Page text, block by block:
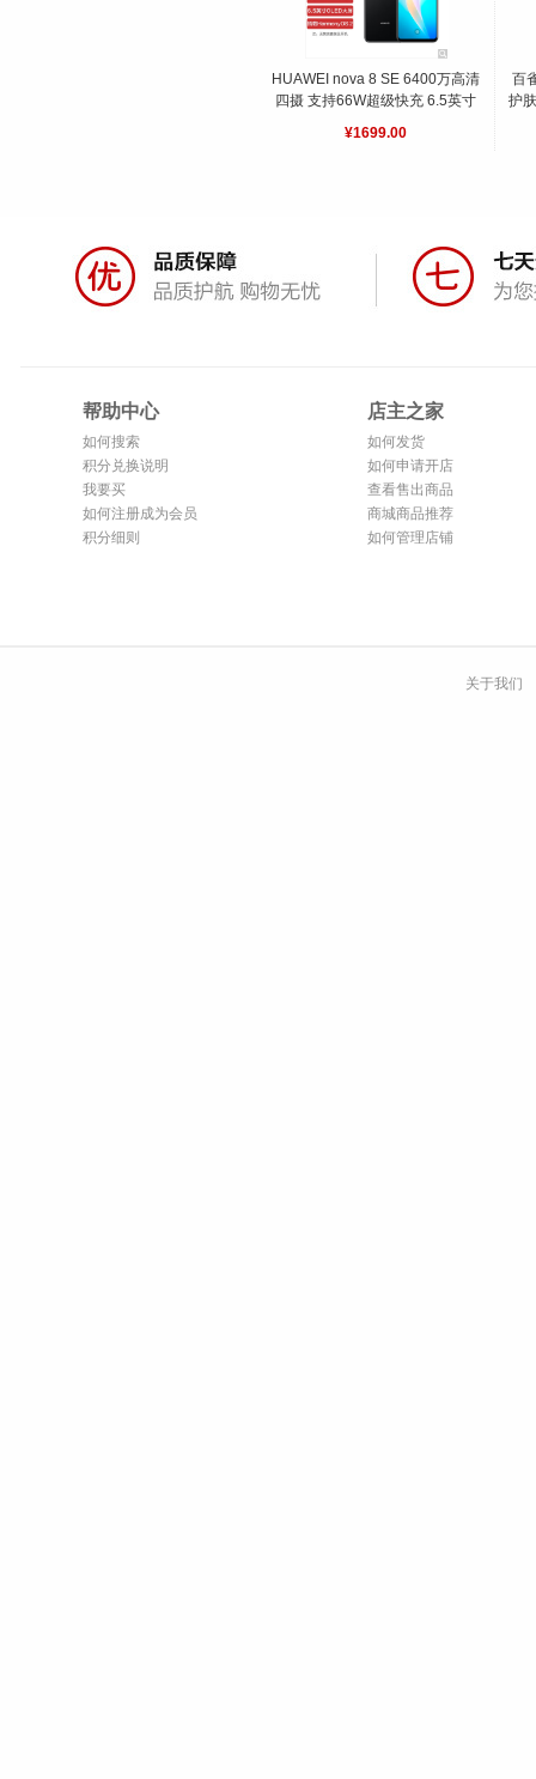
HUAWEI nova 8 SE 6400万高清
四摄 支持66W超级快充 6.5英寸
¥1699.00
百
护
帮助中心
如何搜索
积分兑换说明
我要买
如何注册成为会员
积分细则
店主之家
如何发货
如何申请开店
查看售出商品
商城商品推荐
如何管理店铺
关于我们